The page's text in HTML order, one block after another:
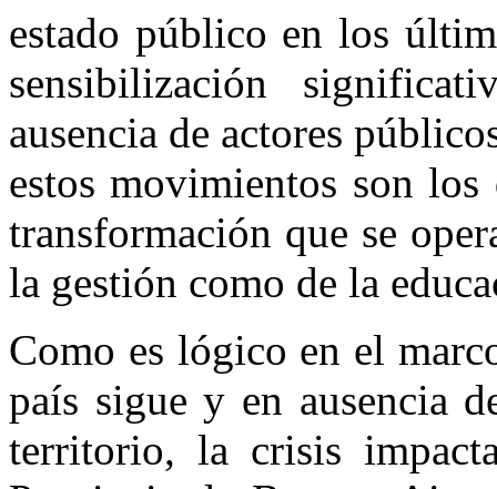
estado público en los
sensibilización
ausencia de actores
estos movimientos son
transformación que se
la gestión como de la
Como es lógico en el
país sigue y en ausencia
territorio, la crisis